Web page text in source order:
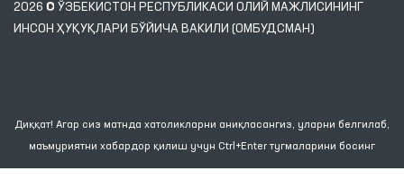
2026 © ЎЗБЕКИСТОН РЕСПУБЛИКАСИ ОЛИЙ МАЖЛИСИНИНГ
ИНСОН ҲУҚУҚЛАРИ БЎЙИЧА ВАКИЛИ (ОМБУДСМАН)
Диққат! Агар сиз матнда хатоликларни аниқласангиз, уларни белгилаб,
маъмуриятни хабардор қилиш учун Ctrl+Enter тугмаларини босинг